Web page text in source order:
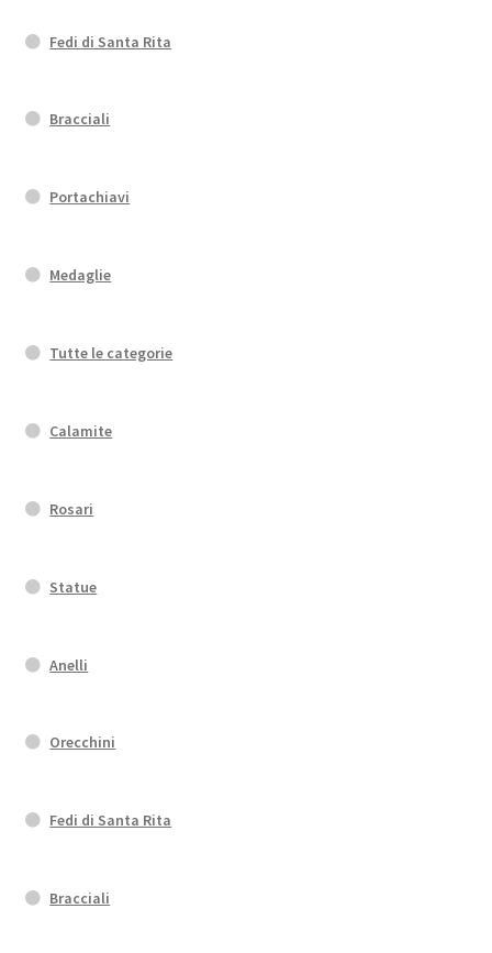
Fedi di Santa Rita
Bracciali
Portachiavi
Medaglie
Tutte le categorie
Calamite
Rosari
Statue
Anelli
Orecchini
Fedi di Santa Rita
Bracciali